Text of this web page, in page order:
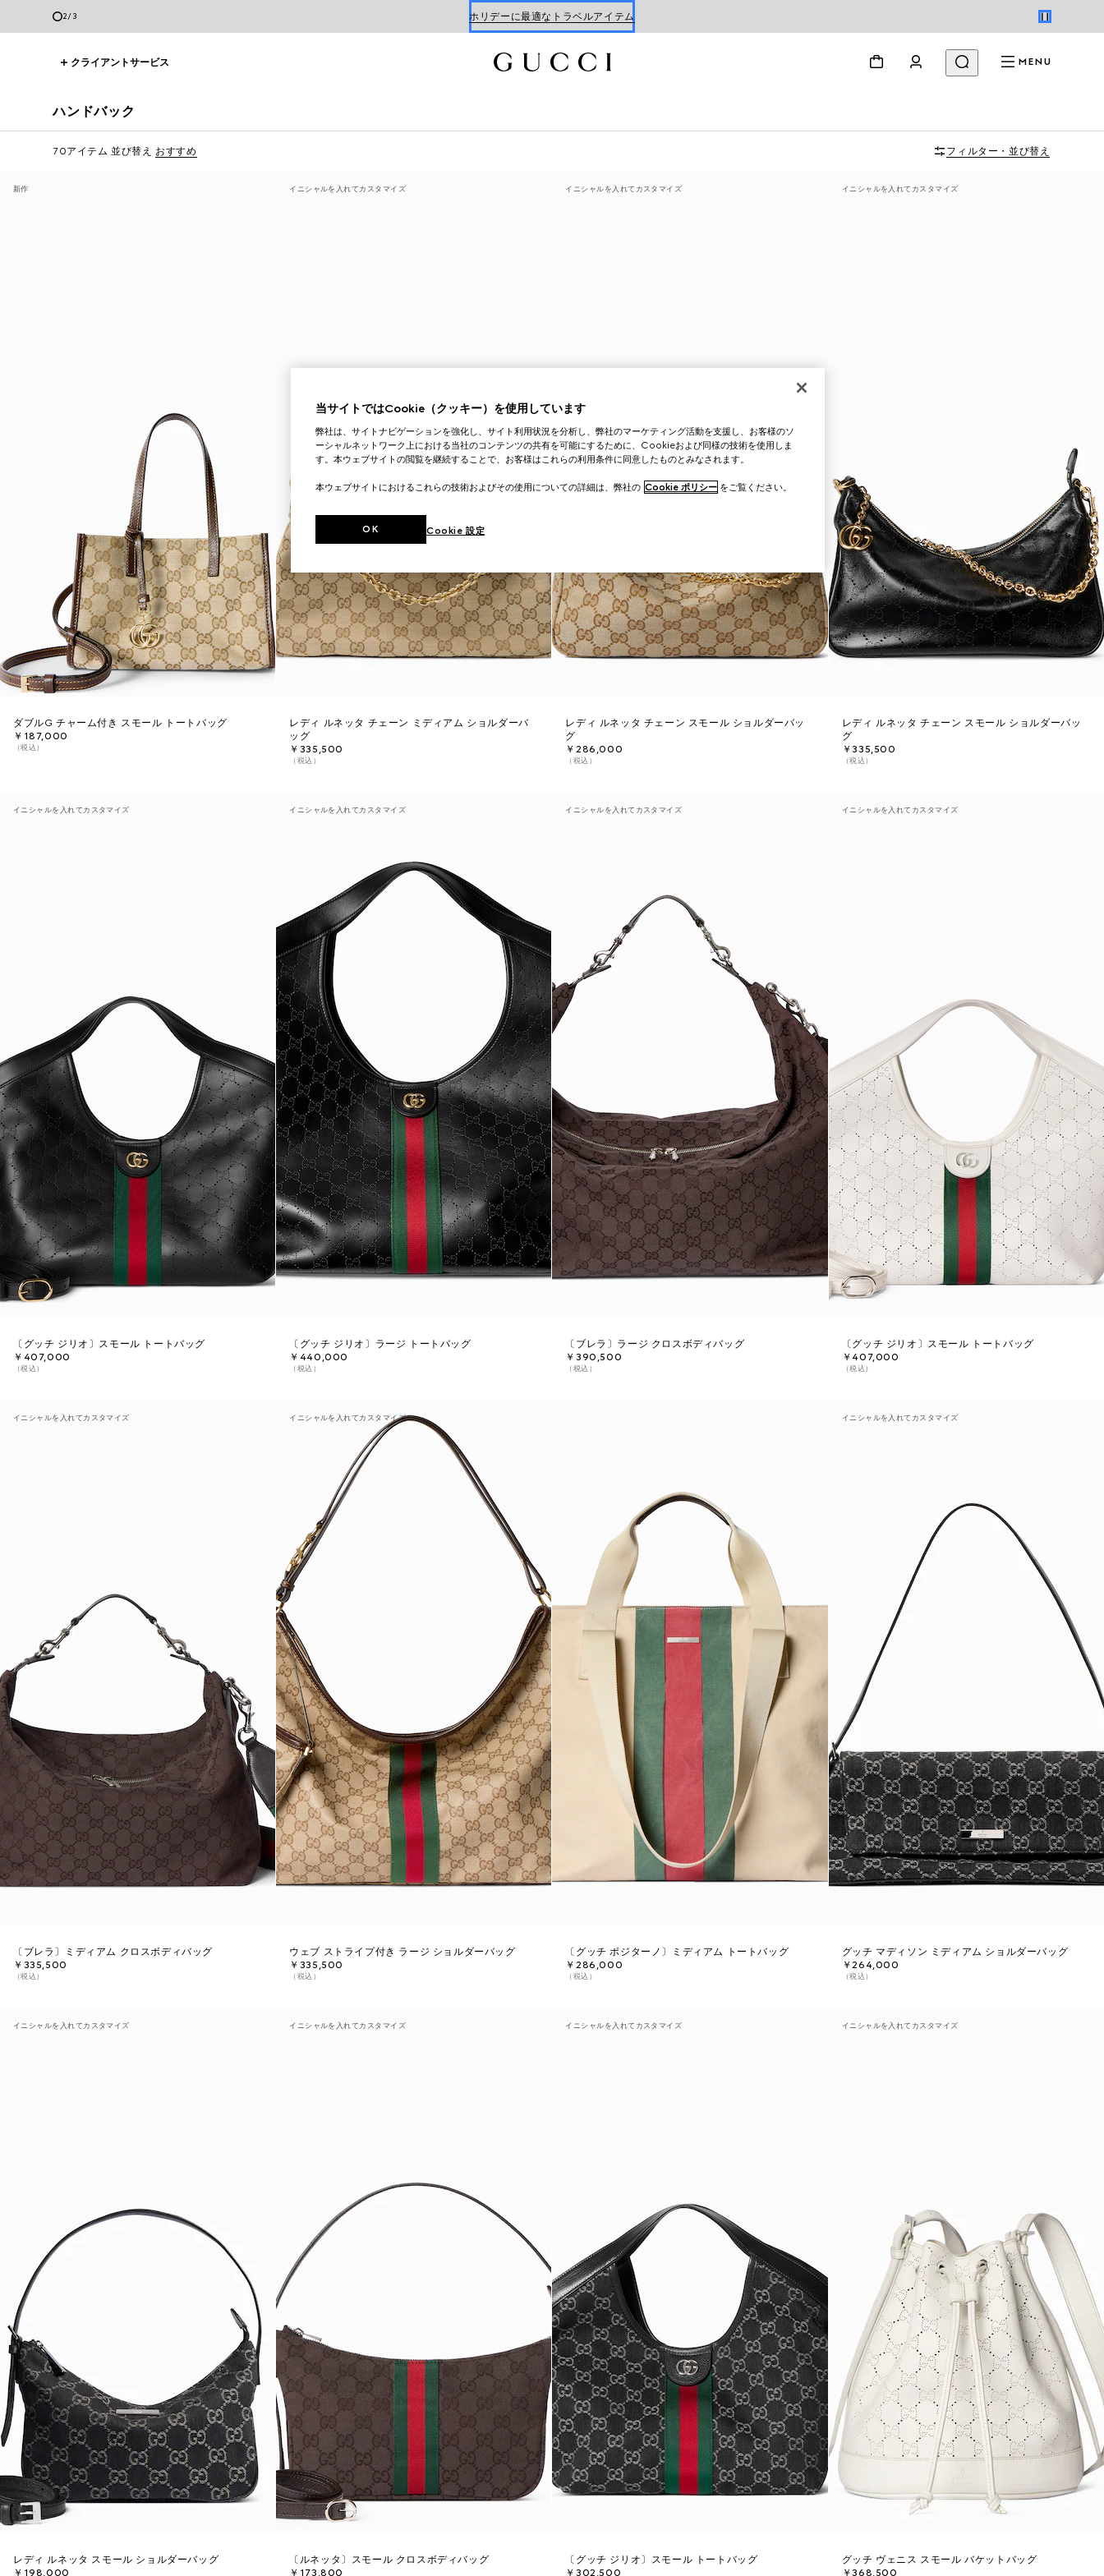
3/3 ホリデーに最適なトラベルアイテム
クライアントサービス MENU
ハンドバック
70アイテム 並び替え おすすめ フィルター・並び替え
新作
ダブルG チャーム付き スモール トートバッグ
￥187,000
（税込）
イニシャルを入れてカスタマイズ
レディ ルネッタ チェーン ミディアム ショルダーバ
ッグ
￥335,500
（税込）
イニシャルを入れてカスタマイズ
レディ ルネッタ チェーン スモール ショルダーバッ
グ
￥286,000
（税込）
イニシャルを入れてカスタマイズ
レディ ルネッタ チェーン スモール ショルダーバッ
グ
￥335,500
（税込）
イニシャルを入れてカスタマイズ
〔グッチ ジリオ〕スモール トートバッグ
￥407,000
（税込）
イニシャルを入れてカスタマイズ
〔グッチ ジリオ〕ラージ トートバッグ
￥440,000
（税込）
イニシャルを入れてカスタマイズ
〔ブレラ〕ラージ クロスボディバッグ
￥390,500
（税込）
イニシャルを入れてカスタマイズ
〔グッチ ジリオ〕スモール トートバッグ
￥407,000
（税込）
イニシャルを入れてカスタマイズ
〔ブレラ〕ミディアム クロスボディバッグ
￥335,500
（税込）
イニシャルを入れてカスタマイズ
ウェブ ストライプ付き ラージ ショルダーバッグ
￥335,500
（税込）
〔グッチ ポジターノ〕ミディアム トートバッグ
￥286,000
（税込）
イニシャルを入れてカスタマイズ
グッチ マディソン ミディアム ショルダーバッグ
￥264,000
（税込）
イニシャルを入れてカスタマイズ
レディ ルネッタ スモール ショルダーバッグ
￥198,000
イニシャルを入れてカスタマイズ
〔ルネッタ〕スモール クロスボディバッグ
￥173,800
イニシャルを入れてカスタマイズ
〔グッチ ジリオ〕スモール トートバッグ
￥302,500
イニシャルを入れてカスタマイズ
グッチ ヴェニス スモール バケットバッグ
￥368,500
当サイトではCookie（クッキー）を使用しています
弊社は、サイトナビゲーションを強化し、サイト利用状況を分析し、弊社のマーケティング活動を支援し、お客様のソ
ーシャルネットワーク上における当社のコンテンツの共有を可能にするために、Cookieおよび同様の技術を使用しま
す。本ウェブサイトの閲覧を継続することで、お客様はこれらの利用条件に同意したものとみなされます。
本ウェブサイトにおけるこれらの技術およびその使用についての詳細は、弊社の Cookie ポリシー をご覧ください。
Cookie 設定
OK